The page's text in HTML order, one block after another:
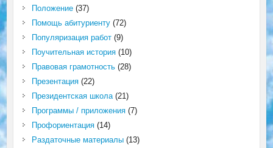
Положение(37)
Помощь абитуриенту(72)
Популяризация работ(9)
Поучительная история(10)
Правовая грамотность(28)
Презентация(22)
Президентская школа(21)
Программы / приложения(7)
Профориентация(14)
Раздаточные материалы(13)